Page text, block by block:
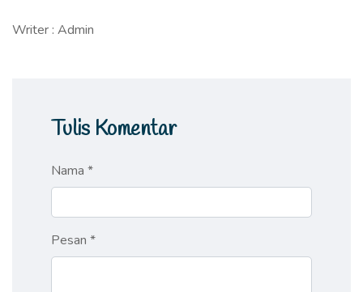
Writer : Admin
Tulis Komentar
Nama *
Pesan *